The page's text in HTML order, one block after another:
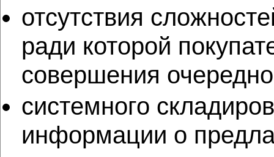
отсутствия
ради которой
совершения
системного
информации о